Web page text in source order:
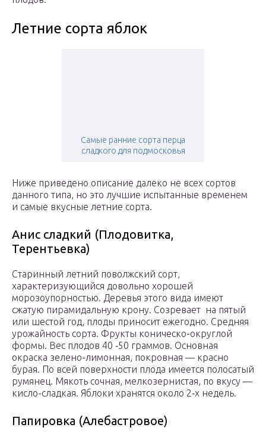
Летние сорта яблок
Самые ранние сорта перца
сладкого для подмосковья
Ниже приведено описание далеко не всех сортов
данного типа, но это лучшие испытанные временем
и самые вкусные летние сорта.
Анис сладкий (Плодовитка,
Терентьевка)
Старинный летний поволжский сорт,
характеризующийся довольно хорошей
морозоупорностью. Деревья этого вида имеют
сжатую пирамидальную крону. Созревает на пятый
или шестой год, плоды приносит ежегодно. Средняя
урожайность сорта. Фрукты коническо-округлой
формы. Вес плодов 40 ‑50 граммов. Основная
окраска зелено-лимонная, покровная — красно
бурая. По всей поверхности плода имеется полосатый
румянец. Мякоть сочная, мелкозернистая, по вкусу —
кисло-сладкая. Яблоки хранятся около 2‑х недель.
Папировка (Алебастровое)